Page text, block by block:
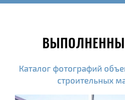
Каталог фотографий
строительных